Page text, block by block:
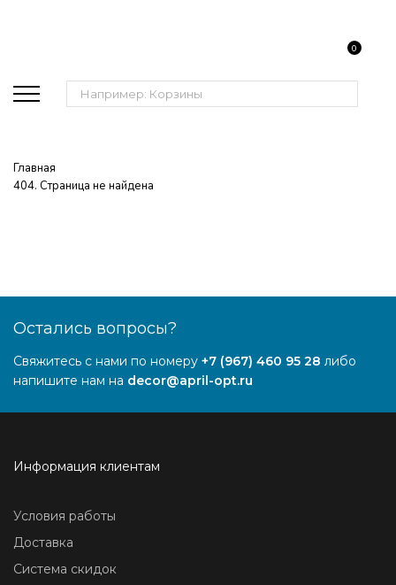
Поиск:
0
Главная
404. Страница не найдена
Остались вопросы?
Свяжитесь с нами по номеру +7 (967) 460 95 28 либо
напишите нам на decor@april-opt.ru
Информация клиентам
Условия работы
Доставка
Система скидок